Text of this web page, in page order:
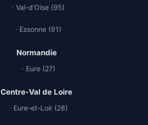
· Val-d'Oise (95)
· Essonne (91)
Normandie
· Eure (27)
Centre-Val de Loire
· Eure-et-Loir (28)